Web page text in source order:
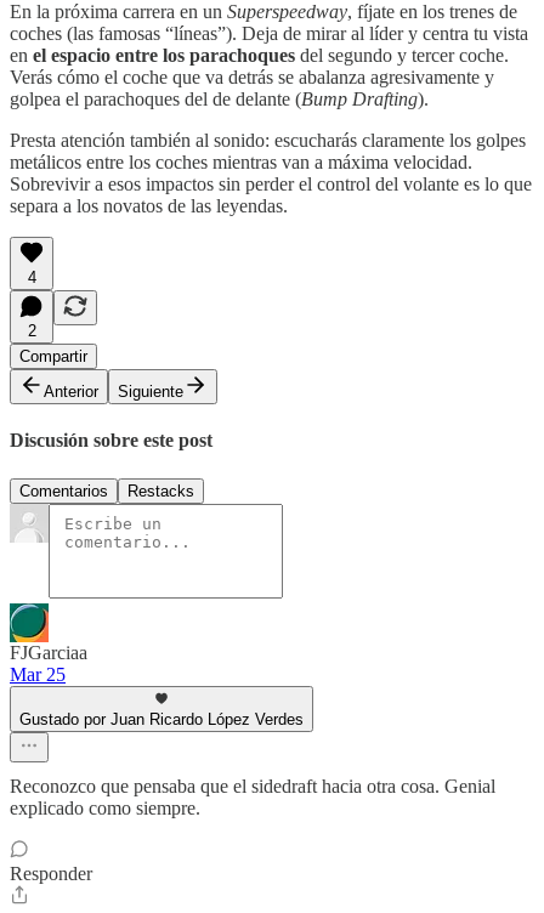
En la próxima carrera en un Superspeedway, fíjate en los trenes de
coches (las famosas “líneas”). Deja de mirar al líder y centra tu vista
en el espacio entre los parachoques del segundo y tercer coche.
Verás cómo el coche que va detrás se abalanza agresivamente y
golpea el parachoques del de delante (Bump Drafting).
Presta atención también al sonido: escucharás claramente los golpes
metálicos entre los coches mientras van a máxima velocidad.
Sobrevivir a esos impactos sin perder el control del volante es lo que
separa a los novatos de las leyendas.
4
2
Compartir
Anterior
Siguiente
Discusión sobre este post
Comentarios Restacks
FJGarciaa
Mar 25
Gustado por Juan Ricardo López Verdes
Reconozco que pensaba que el sidedraft hacia otra cosa. Genial
explicado como siempre.
Responder